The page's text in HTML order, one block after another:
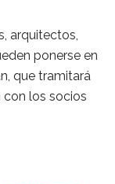
arquitectos,
ponerse en
que tramitará
los socios